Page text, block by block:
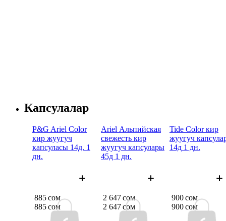
Капсулалар
P&G Ariel Color
кир жуугуч
капсуласы 14д. 1
дн.
885 сом
885 сом
Ariel Альпийская
свежесть кир
жуугуч капсулары
45д 1 дн.
2 647 сом
2 647 сом
Tide Color кир
жуугуч
14д 1 дн.
900 сом
900 сом